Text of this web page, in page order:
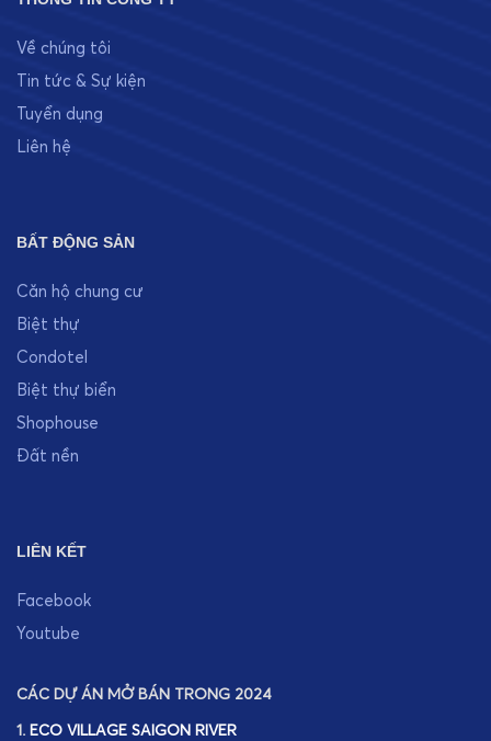
Về chúng tôi
Tin tức & Sự kiện
Tuyển dụng
Liên hệ
BẤT ĐỘNG SẢN
Căn hộ chung cư
Biệt thự
Condotel
Biệt thự biển
Shophouse
Đất nền
LIÊN KẾT
Facebook
Youtube
CÁC DỰ ÁN MỞ BÁN TRONG 2024
1. ECO VILLAGE SAIGON RIVER